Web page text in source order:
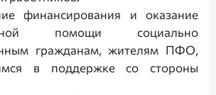
финансирования и оказание
помощи социально
гражданам, жителям ПФО,
в поддержке со стороны